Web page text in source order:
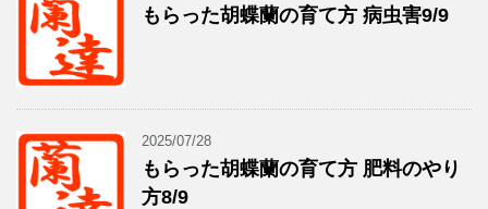
もらった胡蝶蘭の育て方 病虫害9/9
2025/07/28
もらった胡蝶蘭の育て方 肥料のやり
方8/9